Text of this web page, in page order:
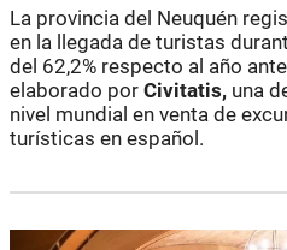
La provincia del Neuquén
en la llegada de turistas
del 62,2% respecto al año
elaborado por Civitatis, una
nivel mundial en venta de
turísticas en español.